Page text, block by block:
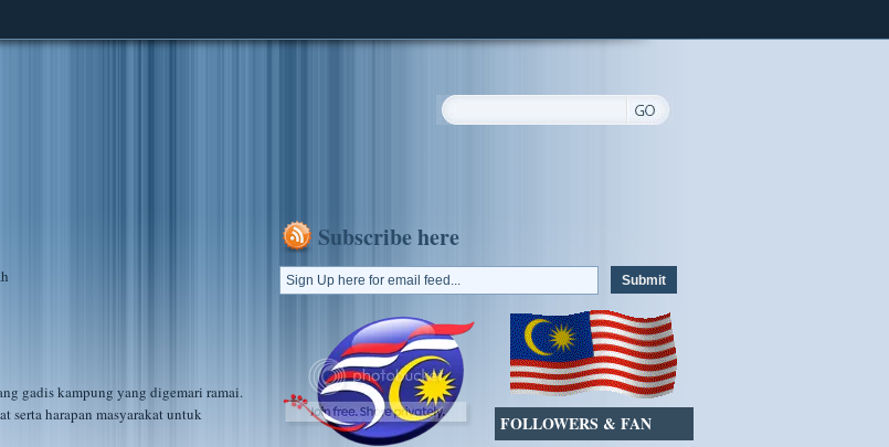
gadis kampung yang digemari ramai.
serta harapan masyarakat untuk
Subscribe here
FOLLOWERS & FAN